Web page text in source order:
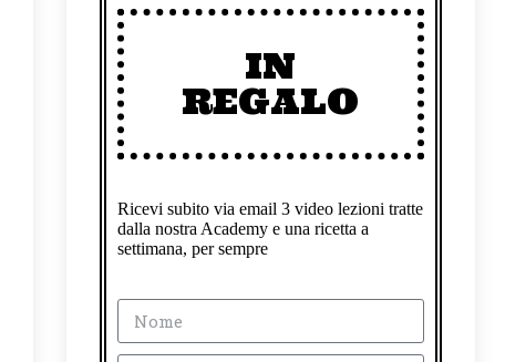
IN
REGALO
Ricevi subito via email 3 video lezioni tratte
dalla nostra Academy e una ricetta a
settimana, per sempre